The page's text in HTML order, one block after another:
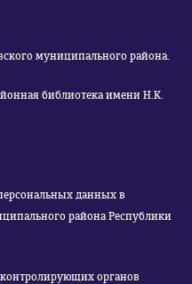
муниципального района.
библиотека имени Н.К.
данных в
района Республики
органов